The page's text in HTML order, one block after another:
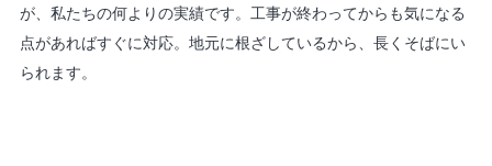
が、私たちの何よりの実績です。工事が終わってからも気になる
点があればすぐに対応。地元に根ざしているから、長くそばにい
られます。